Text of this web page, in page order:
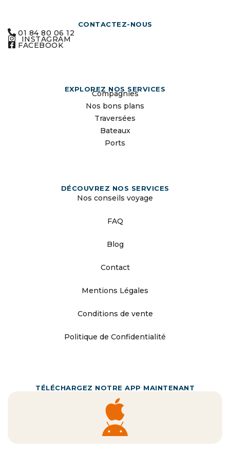
CONTACTEZ-NOUS
01 84 80 06 12
INSTAGRAM
FACEBOOK
EXPLOREZ NOS SERVICES
Compagnies
Nos bons plans
Traversées
Bateaux
Ports
DÉCOUVREZ NOS SERVICES
Nos conseils voyage
FAQ
Blog
Contact
Mentions Légales
Conditions de vente
Politique de Confidentialité
TÉLÉCHARGEZ NOTRE APP MAINTENANT